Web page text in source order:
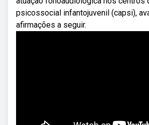
psicossocial infantojuvenil (capsi),
afirmações a seguir.